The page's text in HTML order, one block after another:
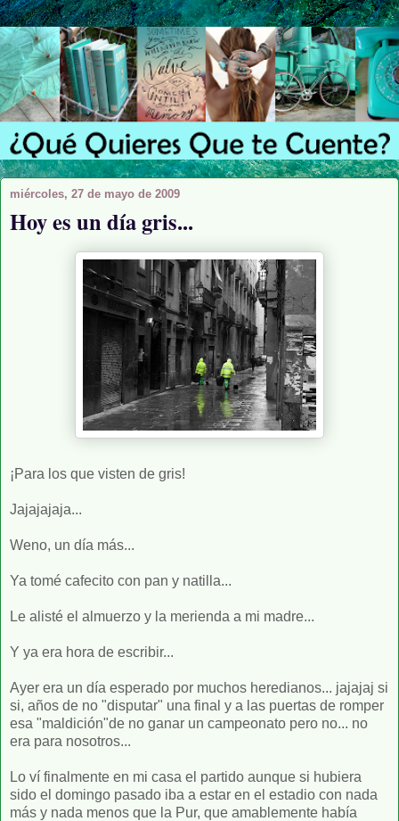
miércoles, 27 de mayo de 2009
Hoy es un día gris...
¡Para los que visten de gris!
Jajajajaja...
Weno, un día más...
Ya tomé cafecito con pan y natilla...
Le alisté el almuerzo y la merienda a mi madre...
Y ya era hora de escribir...
Ayer era un día esperado por muchos heredianos... jajajaj si
si, años de no "disputar" una final y a las puertas de romper
esa "maldición"de no ganar un campeonato pero no... no
era para nosotros...
Lo ví finalmente en mi casa el partido aunque si hubiera
sido el domingo pasado iba a estar en el estadio con nada
más y nada menos que la Pur, que amablemente había